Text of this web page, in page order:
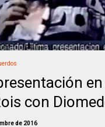
con
de 2016